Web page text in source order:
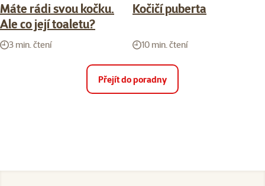
Máte rádi svou kočku.
Ale co její toaletu?
3 min. čtení
Kočičí puberta
10 min. čtení
Přejít do poradny